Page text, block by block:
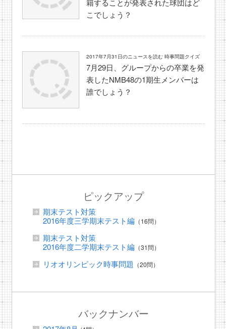
籍することが発表された球団はど
こでしょう？
2017年7月31日のニュースを読む 時事問題クイズ
7月29日、グループからの卒業を発
表したNMB48の1期生メンバーは
誰でしょう？
ピックアップ
期末テスト対策
2016年度三学期末テスト編（16問）
期末テスト対策
2016年度二学期末テスト編（31問）
リオオリンピック時事問題 （20問）
バックナンバー